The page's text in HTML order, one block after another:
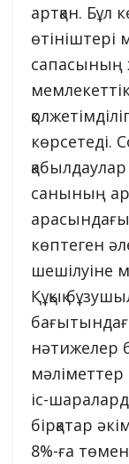
артқан. Бұл
өтініштері
сапасының
көрсетеді.
санының
көптеген
шешілуіне
Құқық
нәтижелер
іс-
бірқатар
8%-ға